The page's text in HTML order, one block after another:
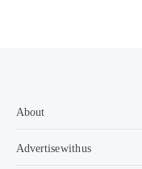
About
Advertise with us